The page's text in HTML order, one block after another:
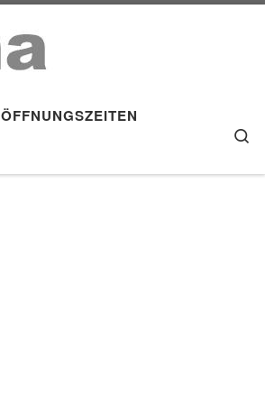
ÖFFNUNGSZEITEN